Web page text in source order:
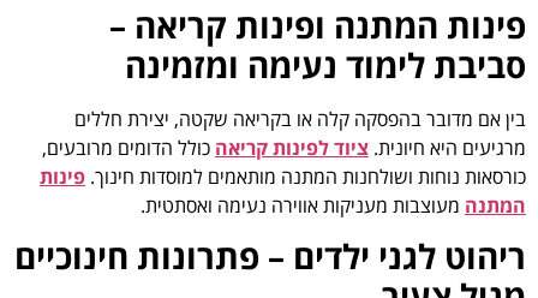
פינות המתנה ופינות קריאה –
סביבת לימוד נעימה ומזמינה
בין אם מדובר בהפסקה קלה או בקריאה שקטה, יצירת חללים
מרגיעים היא חיונית. ציוד לפינות קריאה כולל הדומים מרובעים,
כורסאות נוחות ושולחנות המתנה מותאמים למוסדות חינוך. פינות
המתנה מעוצבות מעניקות אווירה נעימה ואסתטית.
ריהוט לגני ילדים – פתרונות חינוכיים